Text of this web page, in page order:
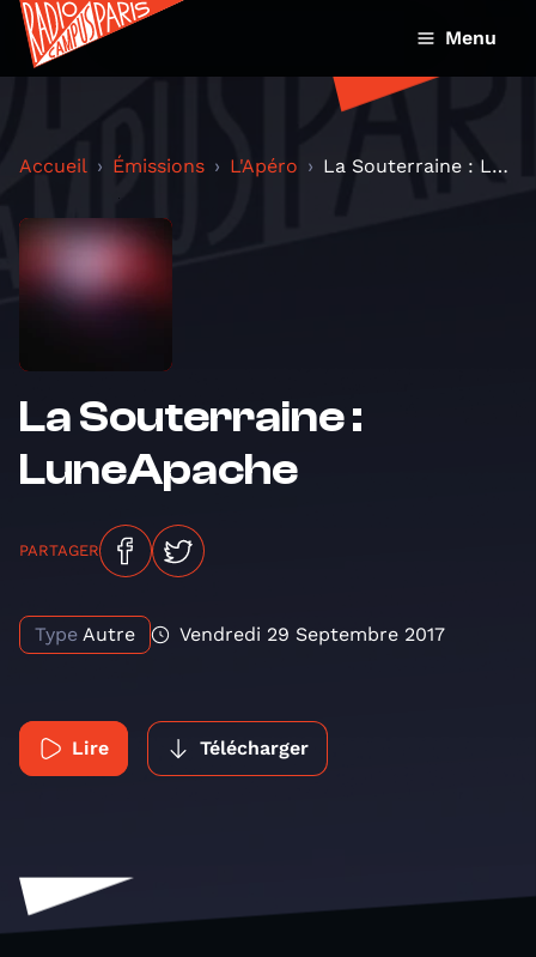
Menu
Accueil Émissions L'Apéro La Souterraine : LuneApache
La Souterraine :
LuneApache
PARTAGER
Type Autre Vendredi 29 Septembre 2017
Lire Télécharger